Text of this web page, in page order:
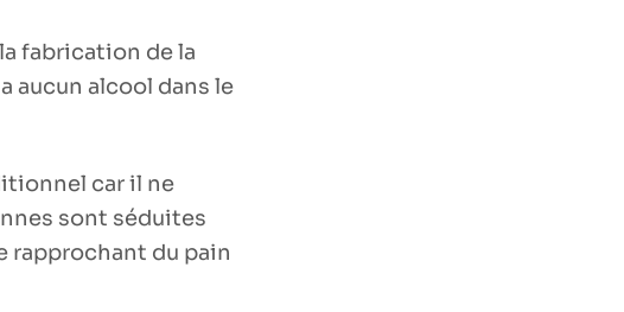
fabrication de la
aucun alcool dans le
car il ne
sont séduites
rapprochant du pain